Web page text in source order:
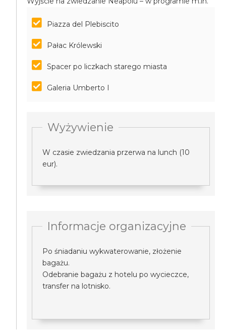
Piazza del Plebiscito
Pałac Królewski
Spacer po liczkach starego miasta
Galeria Umberto I
Wyżywienie
W czasie zwiedzania przerwa na lunch (10
eur).
Informacje organizacyjne
Po śniadaniu wykwaterowanie, złożenie
bagażu.
Odebranie bagażu z hotelu po wycieczce,
transfer na lotnisko.